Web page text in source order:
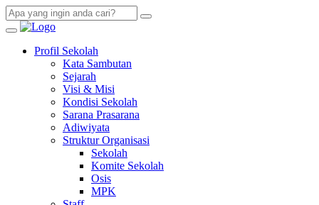
Profil Sekolah
Kata Sambutan
Sejarah
Visi & Misi
Kondisi Sekolah
Sarana Prasarana
Adiwiyata
Struktur Organisasi
Sekolah
Komite Sekolah
Osis
MPK